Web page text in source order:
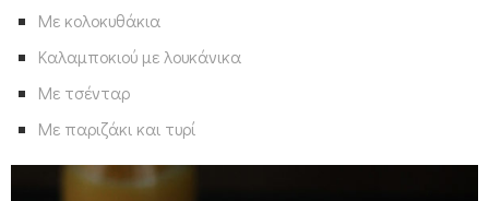
Με κολοκυθάκια
Καλαμποκιού με λουκάνικα
Με τσένταρ
Με παριζάκι και τυρί